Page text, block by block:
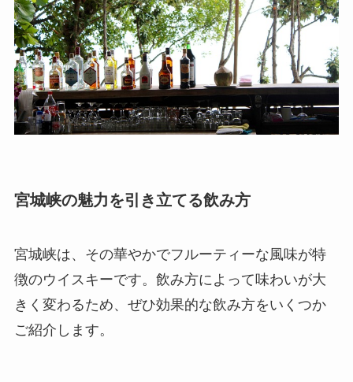
宮城峡の魅力を引き立てる飲み方
宮城峡は、その華やかでフルーティーな風味が特
徴のウイスキーです。飲み方によって味わいが大
きく変わるため、ぜひ効果的な飲み方をいくつか
ご紹介します。